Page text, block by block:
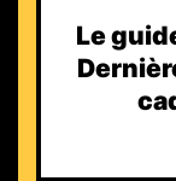
Le